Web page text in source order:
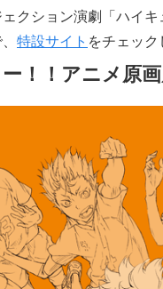
クション演劇「ハイ
特設サイト をチェック
！！アニメ原